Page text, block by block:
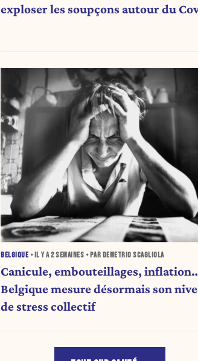
exploser les soupçons autour du
BELGIQUE • IL Y A2 SEMAINES • PAR DEMETRIO SCAGLIOLA
Canicule, embouteillages,
Belgique mesure désormais son
de stress collectif